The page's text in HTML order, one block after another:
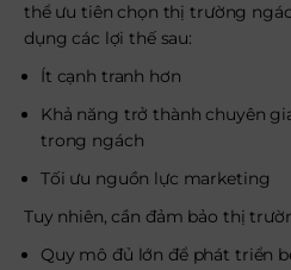
thể ưu tiên chọn thị trường
dụng các lợi thế sau:
Ít cạnh tranh hơn
Khả năng trở thành chuyên
trong ngách
Tối ưu nguồn lực marketing
Tuy nhiên, cần đảm bảo thị
Quy mô đủ lớn để phát triển